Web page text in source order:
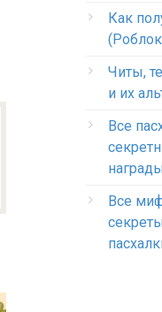
Как
Читы,
и их
Все
Все